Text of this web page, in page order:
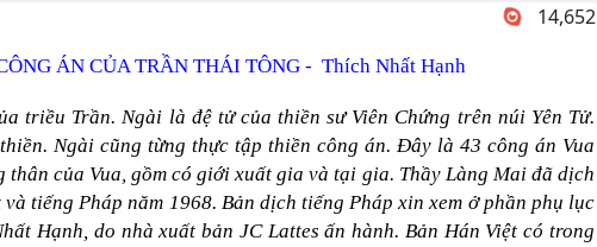
14,652
ÁN CỦA TRẦN THÁI TÔNG - Thích Nhất Hạnh
triều Trần. Ngài là đệ tử của thiền sư Viên Chứng trên núi Yên Tử.
Ngài cũng từng thực tập thiền công án. Đây là 43 công án Vua
của Vua, gồm có giới xuất gia và tại gia. Thầy Làng Mai đã dịch
tiếng Pháp năm 1968. Bản dịch tiếng Pháp xin xem ở phần phụ lục
Hạnh, do nhà xuất bản JC Lattes ấn hành. Bản Hán Việt có trong